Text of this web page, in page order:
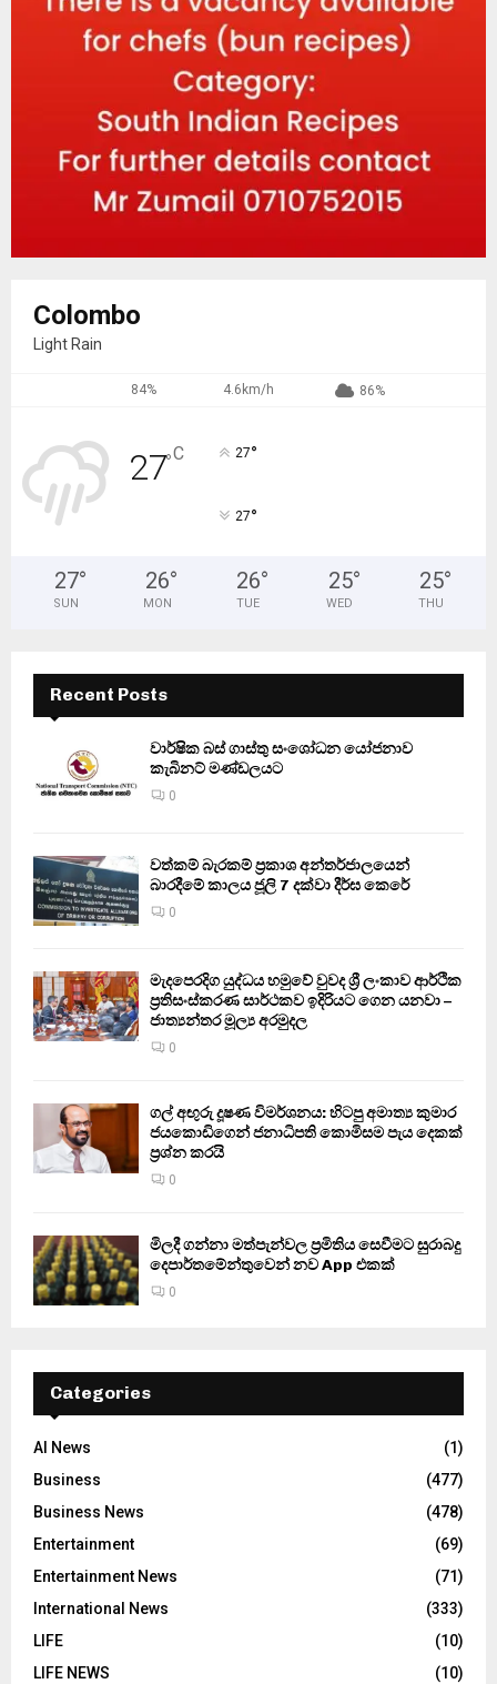
Colombo
Light Rain
84% 4.6km/h 86%
27°C 27°
27°
27°
SUN
26°
MON
26°
TUE
25°
WED
25°
THU
Recent Posts
වාර්ෂික බස් ගාස්තු සංශෝධන යෝජනාව
කැබිනට් මණ්ඩලයට
0
වත්කම් බැරකම් ප්‍රකාශ අන්තර්ජාලයෙන්
බාරදීමේ කාලය ජූලි 7 දක්වා දීර්ඝ කෙරේ
0
මැදපෙරදිග යුද්ධය හමුවේ වුවද ශ්‍රී ලංකාව ආර්ථික
ප්‍රතිසංස්කරණ සාර්ථකව ඉදිරියට ගෙන යනවා –
ජාත්‍යන්තර මූල්‍ය අරමුදල
0
ගල් අඟුරු දූෂණ විමර්ශනය: හිටපු අමාත්‍ය කුමාර
ජයකොඩිගෙන් ජනාධිපති කොමිසම පැය දෙකක්
ප්‍රශ්න කරයි
0
මිලදී ගන්නා මත්පැන්වල ප්‍රමිතිය සෙවීමට සුරාබදු
දෙපාර්තමේන්තුවෙන් නව App එකක්
0
Categories
AI News
(1)
Business
(477)
Business News
(478)
Entertainment
(69)
Entertainment News
(71)
International News
(333)
LIFE
(10)
LIFE NEWS
(10)